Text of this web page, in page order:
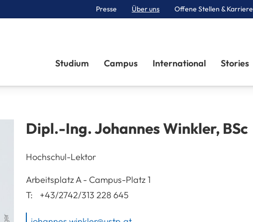
Presse Über uns Offene Stellen & Karriere
Studium Campus International Stories
Dipl.-Ing.JohannesWinkler, BSc
Hochschul-Lektor
ArbeitsplatzA - Campus-Platz 1A-3100
St. Pölten
T:
+43/2742/313 228 645